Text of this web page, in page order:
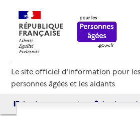
RÉPUBLIQUE
FRANÇAISE
Le site officiel d'information pour les
personnes âgées et les aidants
Accès aux annuaires Accès par